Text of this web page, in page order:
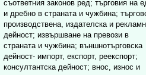
съответния законов ред; търговия на
и дребно в страната и чужбина;
производствена, издателска и
дейност; извършване на превози в
страната и чужбина; външнотърговска
дейност- импорт, експорт, реекспорт;
консултантска дейност; внос, износ и